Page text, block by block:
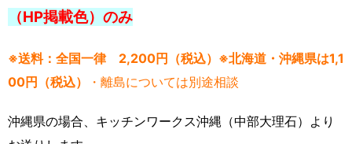
（HP掲載色）のみ
※送料：全国一律 2,200円（税込）※北海道・沖縄県は1,1
00円（税込）
・離島については別途相談
沖縄県の場合、キッチンワークス沖縄（中部大理石）より